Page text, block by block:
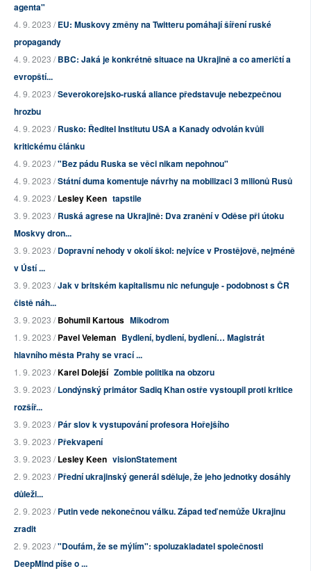
agenta"
4. 9. 2023 /EU: Muskovy změny na Twitteru pomáhají šíření ruské
propagandy
4. 9. 2023 /BBC: Jaká je konkrétně situace na Ukrajině a co američtí a
evropští...
4. 9. 2023 /Severokorejsko-ruská aliance představuje nebezpečnou
hrozbu
4. 9. 2023 /Rusko: Ředitel Institutu USA a Kanady odvolán kvůli
kritickému článku
4. 9. 2023 /"Bez pádu Ruska se věci nikam nepohnou"
4. 9. 2023 /Státní duma komentuje návrhy na mobilizaci 3 milionů Rusů
4. 9. 2023 /Lesley Keen tapstile
3. 9. 2023 /Ruská agrese na Ukrajině: Dva zranění v Oděse při útoku
Moskvy dron...
3. 9. 2023 /Dopravní nehody v okolí škol: nejvíce v Prostějově, nejméně
v Ústí ...
3. 9. 2023 /Jak v britském kapitalismu nic nefunguje - podobnost s ČR
čistě náh...
3. 9. 2023 /Bohumil Kartous Mikodrom
1. 9. 2023 /Pavel Veleman Bydlení, bydlení, bydlení… Magistrát
hlavního města Prahy se vrací ...
1. 9. 2023 /Karel Dolejší Zombie politika na obzoru
3. 9. 2023 /Londýnský primátor Sadiq Khan ostře vystoupil proti kritice
rozšíř...
3. 9. 2023 /Pár slov k vystupování profesora Hořejšího
3. 9. 2023 /Překvapení
3. 9. 2023 /Lesley Keen visionStatement
2. 9. 2023 /Přední ukrajinský generál sděluje, že jeho jednotky dosáhly
důleži...
2. 9. 2023 /Putin vede nekonečnou válku. Západ teď nemůže Ukrajinu
zradit
2. 9. 2023 /"Doufám, že se mýlím": spoluzakladatel společnosti
DeepMind píše o ...